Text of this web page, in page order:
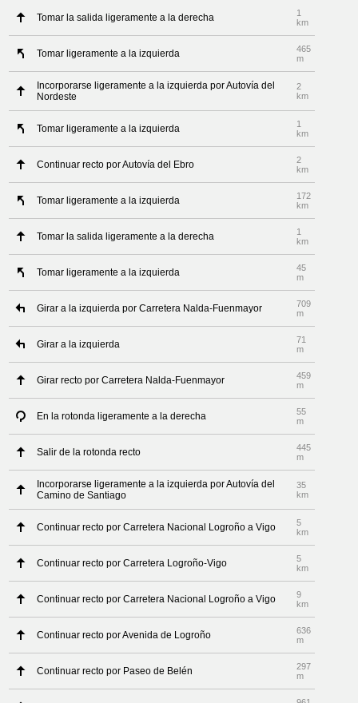
Tomar la salida ligeramente a la derecha
1
km
Tomar ligeramente a la izquierda
465
m
Incorporarse ligeramente a la izquierda por Autovía del
Nordeste
2
km
Tomar ligeramente a la izquierda
1
km
Continuar recto por Autovía del Ebro
2
km
Tomar ligeramente a la izquierda
172
km
Tomar la salida ligeramente a la derecha
1
km
Tomar ligeramente a la izquierda
45
m
Girar a la izquierda por Carretera Nalda-Fuenmayor
709
m
Girar a la izquierda
71
m
Girar recto por Carretera Nalda-Fuenmayor
459
m
En la rotonda ligeramente a la derecha
55
m
Salir de la rotonda recto
445
m
Incorporarse ligeramente a la izquierda por Autovía del
Camino de Santiago
35
km
Continuar recto por Carretera Nacional Logroño a Vigo
5
km
Continuar recto por Carretera Logroño-Vigo
5
km
Continuar recto por Carretera Nacional Logroño a Vigo
9
km
Continuar recto por Avenida de Logroño
636
m
Continuar recto por Paseo de Belén
297
m